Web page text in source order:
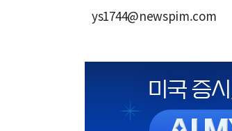
ys1744@newspim.com